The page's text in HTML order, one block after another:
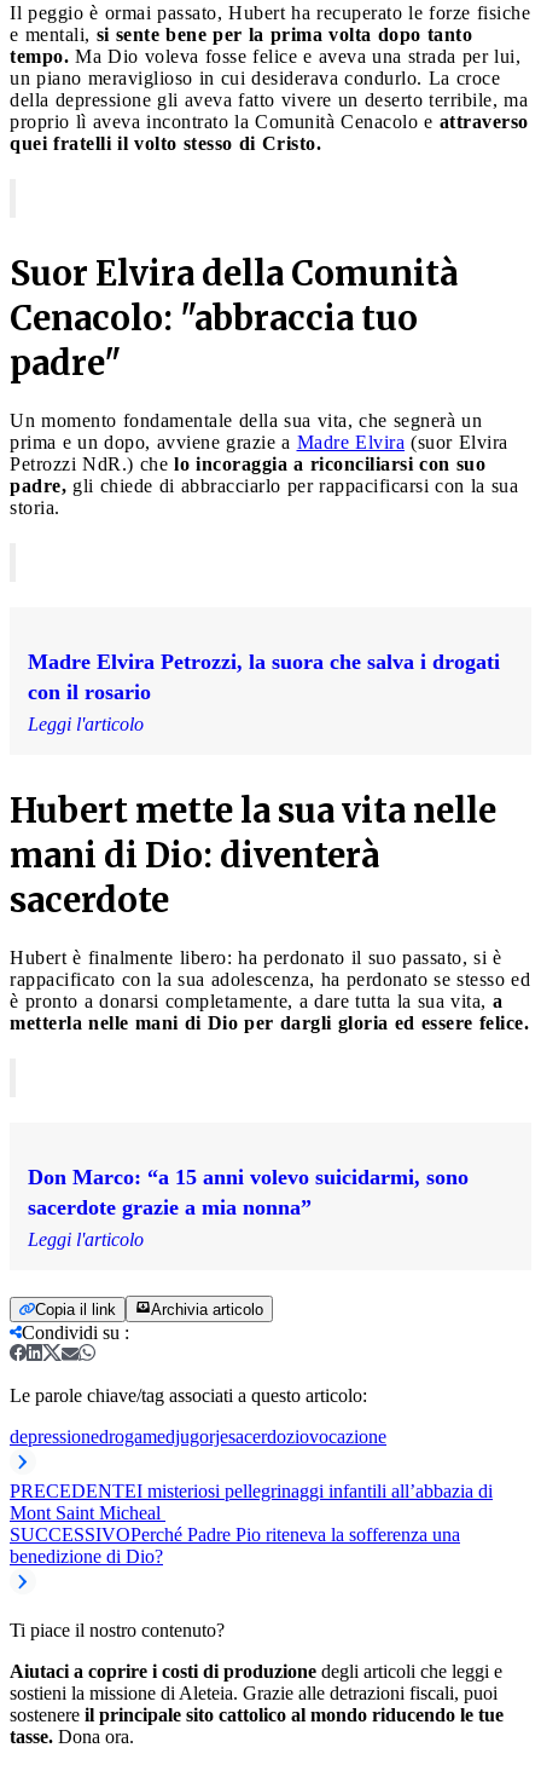
Il peggio è ormai passato, Hubert ha recuperato le forze fisiche
e mentali, si sente bene per la prima volta dopo tanto
tempo. Ma Dio voleva fosse felice e aveva una strada per lui,
un piano meraviglioso in cui desiderava condurlo. La croce
della depressione gli aveva fatto vivere un deserto terribile, ma
proprio lì aveva incontrato la Comunità Cenacolo e attraverso
quei fratelli il volto stesso di Cristo.
Suor Elvira della Comunità
Cenacolo: "abbraccia tuo
padre"
Un momento fondamentale della sua vita, che segnerà un
prima e un dopo, avviene grazie a Madre Elvira (suor Elvira
Petrozzi NdR.) che lo incoraggia a riconciliarsi con suo
padre, gli chiede di abbracciarlo per rappacificarsi con la sua
storia.
Madre Elvira Petrozzi, la suora che salva i drogati
con il rosario
Leggi l'articolo
Hubert mette la sua vita nelle
mani di Dio: diventerà
sacerdote
Hubert è finalmente libero: ha perdonato il suo passato, si è
rappacificato con la sua adolescenza, ha perdonato se stesso ed
è pronto a donarsi completamente, a dare tutta la sua vita, a
metterla nelle mani di Dio per dargli gloria ed essere felice.
Don Marco: “a 15 anni volevo suicidarmi, sono
sacerdote grazie a mia nonna”
Leggi l'articolo
Copia il link Archivia articolo
Condividi su :
Le parole chiave/tag associati a questo articolo:
depressionedrogamedjugorjesacerdoziovocazione
PRECEDENTEI misteriosi pellegrinaggi infantili all’abbazia di
Mont Saint Micheal
SUCCESSIVOPerché Padre Pio riteneva la sofferenza una
benedizione di Dio?
Ti piace il nostro contenuto?
Aiutaci a coprire i costi di produzione degli articoli che leggi e
sostieni la missione di Aleteia. Grazie alle detrazioni fiscali, puoi
sostenere il principale sito cattolico al mondo riducendo le tue
tasse. Dona ora.